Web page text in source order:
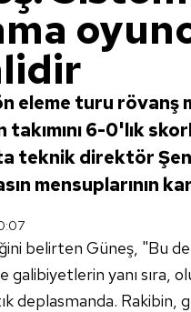
eleme turu rövanş
takımını 6-0'lık
teknik direktör
mensuplarının
belirten Güneş, "Bu
galibiyetlerin yanı sıra,
deplasmanda. Rakibin,